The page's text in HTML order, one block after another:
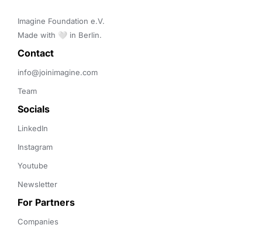
Imagine Foundation e.V.
Made with 🤍 in Berlin.
Contact
info@joinimagine.com
Team
Socials
LinkedIn
Instagram
Youtube
Newsletter
For Partners
Companies